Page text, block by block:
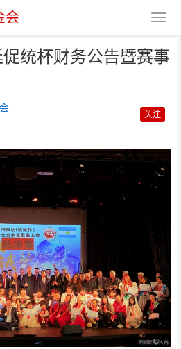
会
统杯财务公告暨赛事
关注
杯财务公告